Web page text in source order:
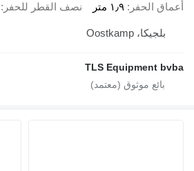
أعماق الحفر
١٫٩ متر نصف القطر للحفر
بلجيكا، Oostkamp
TLS Equipment bvba